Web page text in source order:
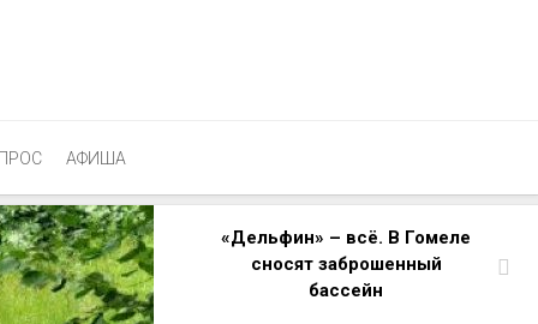
АФИША
«Дельфин» – всё. В Гомеле
cносят заброшенный
бассейн